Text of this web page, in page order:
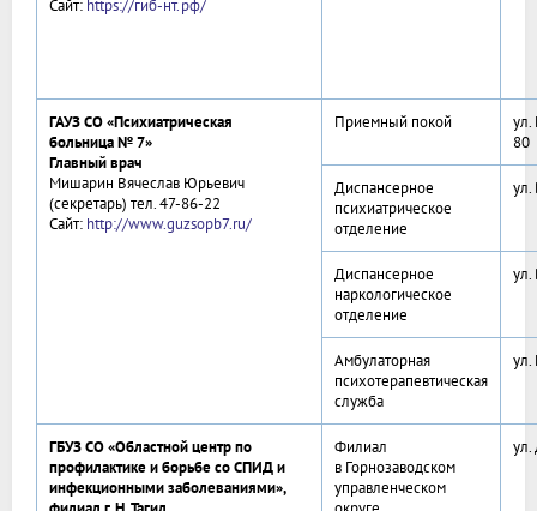
Сайт: https://гиб-нт.рф/
ГАУЗ СО «Психиатрическая
больница № 7»
Главный врач
Мишарин Вячеслав Юрьевич
(секретарь) тел. 47-86-22
Сайт: http://www.guzsopb7.ru/
Приемный покой
ул.
80
Диспансерное
психиатрическое
отделение
ул.
Диспансерное
наркологическое
отделение
ул.
Амбулаторная
психотерапевтическая
служба
ГБУЗ СО «Областной центр по
профилактике и борьбе со СПИД и
инфекционными заболеваниями»,
Филиал
в Горнозаводском
управленческом
ул.